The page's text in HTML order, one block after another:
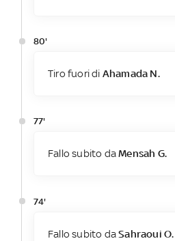
80'
Tiro fuori di Ahamada N.
77'
Fallo subito daMensah G.
74'
Fallo subito daSahraoui O.